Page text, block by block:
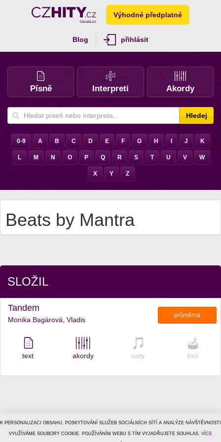
K PERSONALIZACI OBSAHU, POSKYTOVÁNÍ SLUŽEB SOCIÁLNÍCH SÍTÍ A ANALÝZE NÁVŠTĚVNOSTI
VYUŽÍVÁME SOUBORY COOKIE. POUŽÍVÁNÍM WEBU S TÍM VYJADŘUJETE SOUHLAS. VÍCE
Výhodné předplatné
Blog přihlásit
Písně Interpreti Akordy
Hledej
0-9 A B C D E F G H J K
L M N O P Q R S T U V W
X Y Z
Beats by Mantra
SLOŽIL
Tandem
Monika Bagárová, Vladis
průměrná
text akordy noty bicí
© 1996–2026Tiscali Media, a.s. ISSN 1801-5131